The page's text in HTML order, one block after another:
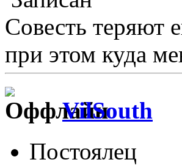
Совесть теряют
при этом куда
VilSouth
Постоялец